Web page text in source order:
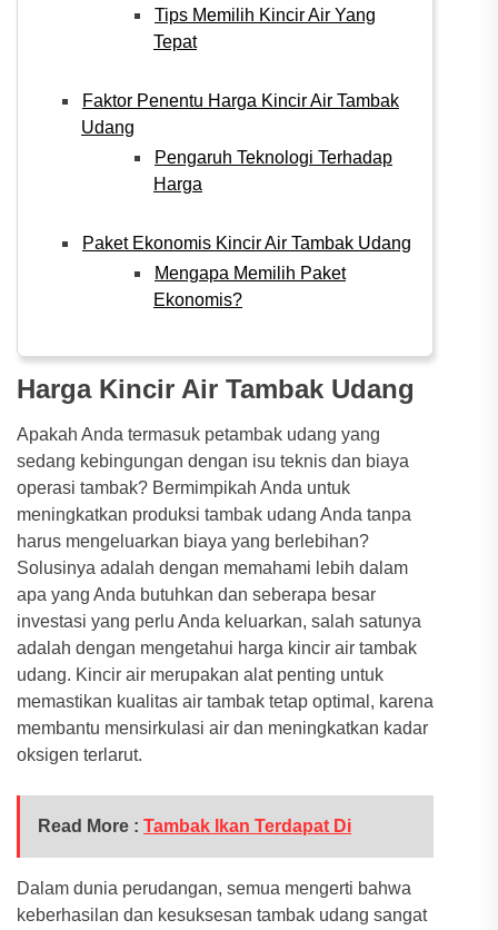
Tips Memilih Kincir Air Yang
Tepat
Faktor Penentu Harga Kincir Air Tambak
Udang
Pengaruh Teknologi Terhadap
Harga
Paket Ekonomis Kincir Air Tambak Udang
Mengapa Memilih Paket
Ekonomis?
Harga Kincir Air Tambak Udang
Apakah Anda termasuk petambak udang yang
sedang kebingungan dengan isu teknis dan biaya
operasi tambak? Bermimpikah Anda untuk
meningkatkan produksi tambak udang Anda tanpa
harus mengeluarkan biaya yang berlebihan?
Solusinya adalah dengan memahami lebih dalam
apa yang Anda butuhkan dan seberapa besar
investasi yang perlu Anda keluarkan, salah satunya
adalah dengan mengetahui harga kincir air tambak
udang. Kincir air merupakan alat penting untuk
memastikan kualitas air tambak tetap optimal, karena
membantu mensirkulasi air dan meningkatkan kadar
oksigen terlarut.
Read More : Tambak Ikan Terdapat Di
Dalam dunia perudangan, semua mengerti bahwa
keberhasilan dan kesuksesan tambak udang sangat